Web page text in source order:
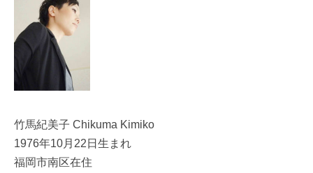
竹馬紀美子 Chikuma Kimiko
1976年10月22日生まれ
福岡市南区在住